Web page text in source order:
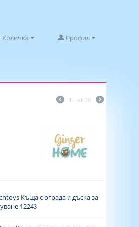
Профил
Количка
14 от 26
Къща с ограда и дъска за
12243